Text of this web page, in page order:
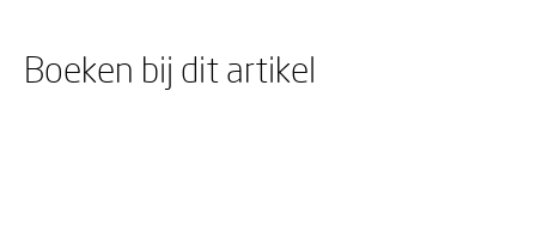
Boeken bij dit artikel